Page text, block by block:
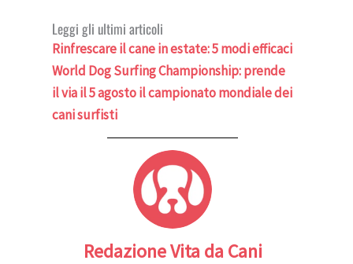
Leggi gli ultimi articoli
Rinfrescare il cane in estate: 5 modi efficaci
World Dog Surfing Championship: prende
il via il 5 agosto il campionato mondiale dei
cani surfisti
Redazione Vita da Cani